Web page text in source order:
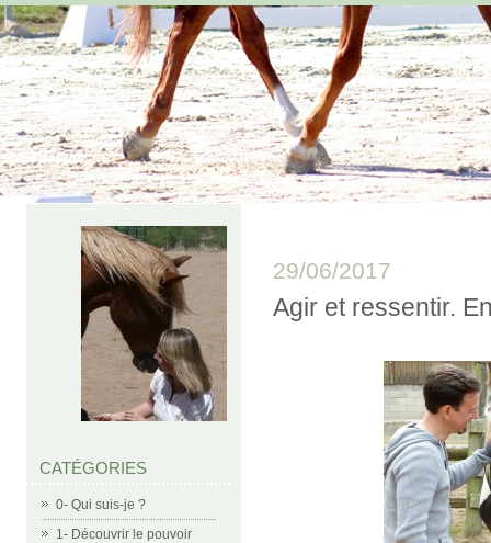
CATÉGORIES
0- Qui suis-je ?
1- Découvrir le pouvoir
29/06/2017
Agir et ressentir.